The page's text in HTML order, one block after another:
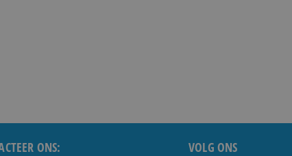
ONS: VOLG ONS